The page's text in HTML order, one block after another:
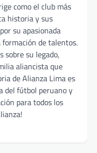
como el club más
historia y sus
su apasionada
de talentos.
sobre su legado,
aliancista que
de Alianza Lima es
del fútbol peruano y
para todos los